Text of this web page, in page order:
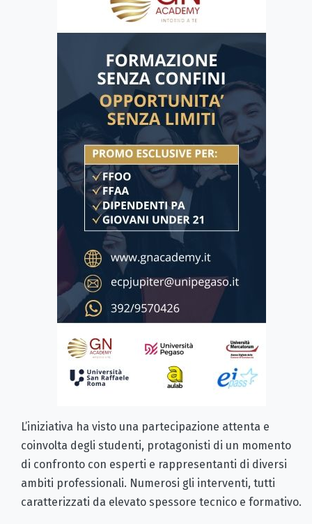
L’iniziativa ha visto una partecipazione attenta e
coinvolta degli studenti, protagonisti di un momento
di confronto con esperti e rappresentanti di diversi
ambiti professionali. Numerosi gli interventi, tutti
caratterizzati da elevato spessore tecnico e formativo.